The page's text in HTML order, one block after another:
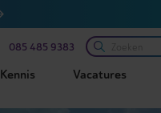
085 485 9383
Kennis Vacatures